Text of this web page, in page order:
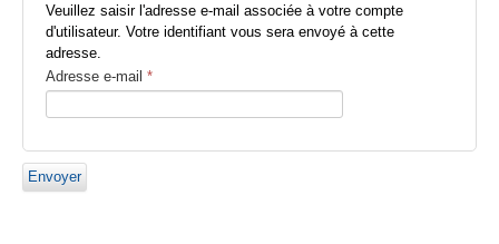
Veuillez saisir l'adresse e-mail associée à votre compte
d'utilisateur. Votre identifiant vous sera envoyé à cette
adresse.
Adresse e-mail *
Envoyer